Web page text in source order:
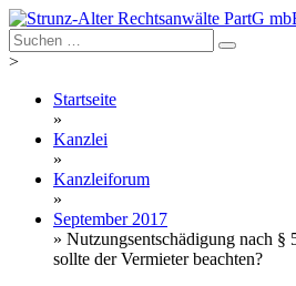
Skip
to
content
>
Startseite
»
Kanzlei
»
Kanzleiforum
»
September 2017
» Nutzungsentschädigung nach §
sollte der Vermieter beachten?